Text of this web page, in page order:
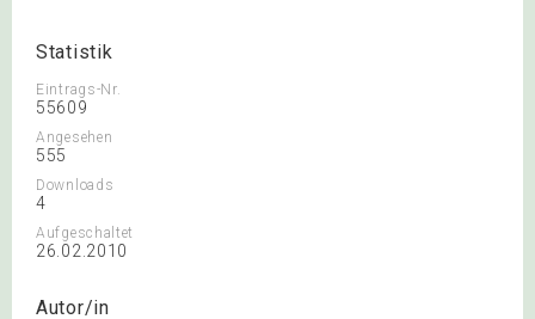
Statistik
Eintrags-Nr.
55609
Angesehen
555
Downloads
4
Aufgeschaltet
26.02.2010
Autor/in